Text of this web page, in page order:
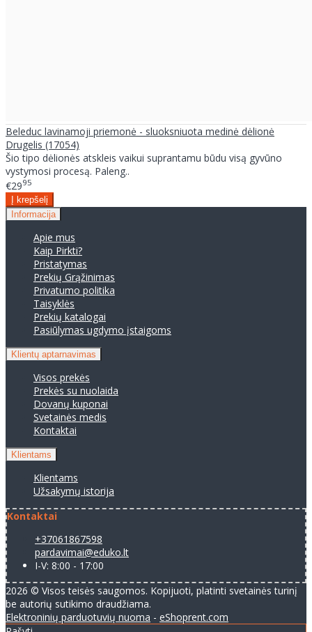
Beleduc lavinamoji priemonė - sluoksniuota medinė dėlionė
Drugelis (17054)
Šio tipo dėlionės atskleis vaikui suprantamu būdu visą gyvūno
vystymosi procesą. Paleng..
€2995
Informacija
Apie mus
Kaip Pirkti?
Pristatymas
Prekių Grąžinimas
Privatumo politika
Taisyklės
Prekių katalogai
Pasiūlymas ugdymo įstaigoms
Klientų aptarnavimas
Visos prekės
Prekės su nuolaida
Dovanų kuponai
Svetainės medis
Kontaktai
Klientams
Klientams
Užsakymų istorija
Kontaktai
+37061867598
pardavimai@eduko.lt
I-V: 8:00 - 17:00
2026 © Visos teisės saugomos. Kopijuoti, platinti svetainės turinį
be autorių sutikimo draudžiama.
Elektroninių parduotuvių nuoma - eShoprent.com